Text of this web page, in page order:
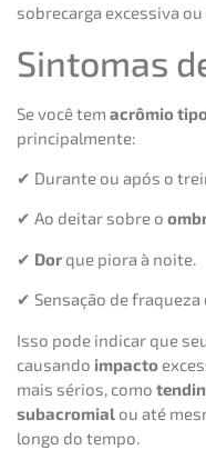
sobrecarga excessiva
Sintomas
Se você tem acrômio
principalmente:
✔ Durante ou após o
✔ Ao deitar sobre o
✔ Dor que piora à noite.
✔ Sensação de
Isso pode indicar que
causando impacto
mais sérios, como
subacromial ou até
longo do tempo.